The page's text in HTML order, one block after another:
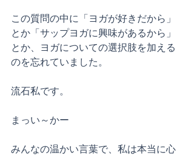
この質問の中に「ヨガが好きだから」
とか「サップヨガに興味があるから」
とか、ヨガについての選択肢を加える
のを忘れていました。
流石私です。
まっい～かー
みんなの温かい言葉で、私は本当に心